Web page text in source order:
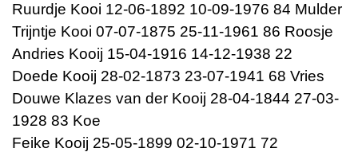
Ruurdje Kooi 12-06-1892 10-09-1976 84 Mulder
Trijntje Kooi 07-07-1875 25-11-1961 86 Roosje
Andries Kooij 15-04-1916 14-12-1938 22
Doede Kooij 28-02-1873 23-07-1941 68 Vries
Douwe Klazes van der Kooij 28-04-1844 27-03-
1928 83 Koe
Feike Kooij 25-05-1899 02-10-1971 72